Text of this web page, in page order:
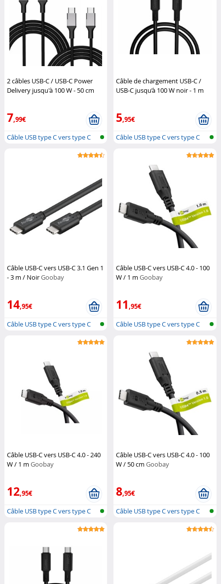
2 câbles USB-C / USB-C Power
Delivery jusqu'à 100 W - 50 cm
7,99€
Câble USB type C vers type C
Câble de chargement USB-C /
USB-C jusqu’à 100 W noir - 1 m
5,95€
Câble USB type C vers type C
Câble USB-C vers USB-C 3.1 Gen 1
- 3 m / NoirGoobay
14,95€
Câble USB type C vers type C
Câble USB-C vers USB-C 4.0 - 100
W / 1 mGoobay
11,95€
Câble USB type C vers type C
Câble USB-C vers USB-C 4.0 - 240
W / 1 m Goobay
12,95€
Câble USB type C vers type C
Câble USB-C vers USB-C 4.0 - 100
W / 50 cmGoobay
8,95€
Câble USB type C vers type C